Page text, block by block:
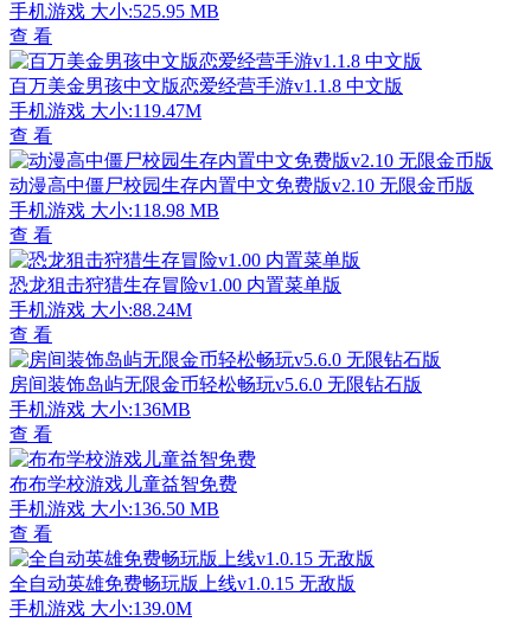
手机游戏 大小:525.95 MB
查 看
百万美金男孩中文版恋爱经营手游v1.1.8 中文版
手机游戏 大小:119.47M
查 看
动漫高中僵尸校园生存内置中文免费版v2.10 无限金币版
手机游戏 大小:118.98 MB
查 看
恐龙狙击狩猎生存冒险v1.00 内置菜单版
手机游戏 大小:88.24M
查 看
房间装饰岛屿无限金币轻松畅玩v5.6.0 无限钻石版
手机游戏 大小:136MB
查 看
布布学校游戏儿童益智免费
手机游戏 大小:136.50 MB
查 看
全自动英雄免费畅玩版上线v1.0.15 无敌版
手机游戏 大小:139.0M